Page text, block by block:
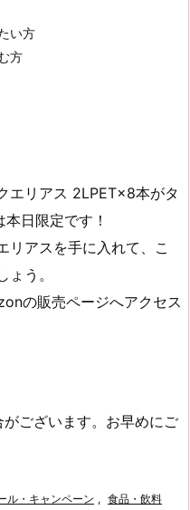
い方
方
エリアス 2LPET×8本がタ
本日限定です！
リアスを手に入れて、こ
う。
の販売ページへアクセス
ございます。お早めにご
ル・キャンペーン , 食品・飲料